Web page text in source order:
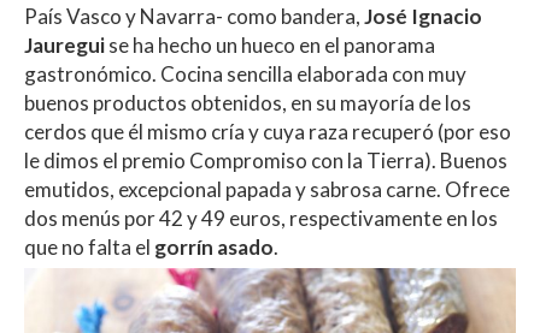
País Vasco y Navarra- como bandera,José Ignacio
Jaureguise ha hecho un hueco en el panorama
gastronómico. Cocina sencilla elaborada con muy
buenos productos obtenidos, en su mayoría de los
cerdos que él mismo cría y cuya raza recuperó (por eso
le dimos el premio Compromiso con la Tierra). Buenos
emutidos, excepcional papada y sabrosa carne. Ofrece
dos menús por 42 y 49 euros, respectivamente en los
que no falta el gorrín asado.